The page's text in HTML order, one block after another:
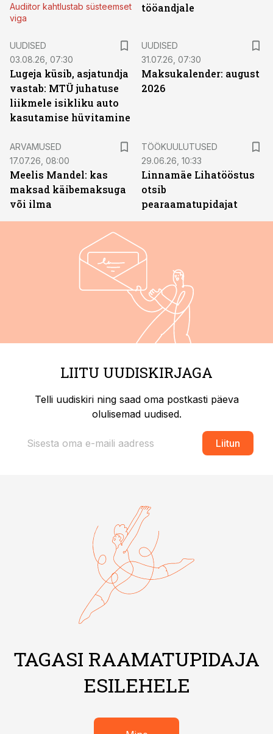
Audiitor kahtlustab süsteemset
viga
tööandjale
UUDISED
03.08.26, 07:30
Lugeja küsib, asjatundja
vastab: MTÜ juhatuse
liikmele isikliku auto
kasutamise hüvitamine
UUDISED
31.07.26, 07:30
Maksukalender: august
2026
ARVAMUSED
17.07.26, 08:00
Meelis Mandel: kas
maksad käibemaksuga
või ilma
TÖÖKUULUTUSED
29.06.26, 10:33
Linnamäe Lihatööstus
otsib
pearaamatupidajat
LIITU UUDISKIRJAGA
Telli uudiskiri ning saad oma postkasti päeva
olulisemad uudised.
Liitun
TAGASI RAAMATUPIDAJA
ESILEHELE